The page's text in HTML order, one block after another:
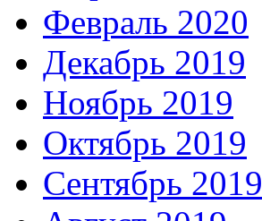
Февраль 2020
Декабрь 2019
Ноябрь 2019
Октябрь 2019
Сентябрь 2019